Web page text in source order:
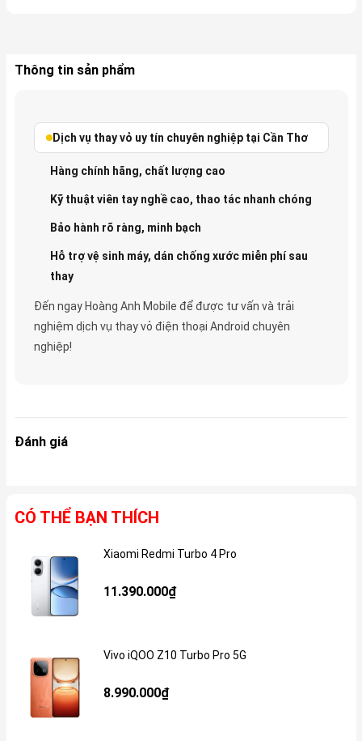
Thông tin sản phẩm
Dịch vụ thay vỏ uy tín chuyên nghiệp tại Cần Thơ
Hàng chính hãng, chất lượng cao
Kỹ thuật viên tay nghề cao, thao tác nhanh chóng
Bảo hành rõ ràng, minh bạch
Hỗ trợ vệ sinh máy, dán chống xước miễn phí sau
thay
Đến ngay Hoàng Anh Mobile để được tư vấn và trải
nghiệm dịch vụ thay vỏ điện thoại Android chuyên
nghiệp!
Đánh giá
CÓ THỂ BẠN THÍCH
Xiaomi Redmi Turbo 4 Pro
11.390.000₫
Vivo iQOO Z10 Turbo Pro 5G
8.990.000₫